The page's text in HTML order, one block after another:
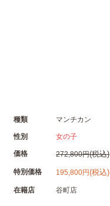
種類 マンチカン
性別 女の子
価格 272,800円(税込)
特別価格 195,800円(税込)
在籍店 谷町店